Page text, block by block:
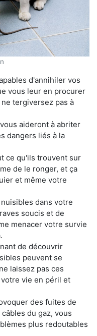
d'annihiler vos
vous leur en procurer
tergiversez pas à
aideront à abriter
dangers liés à la
ce qu'ils trouvent sur
de le ronger, et ça
et même votre
dans votre
soucis et de
menacer votre survie
de découvrir
peuvent se
laissez pas ces
vie en péril et
des fuites de
du gaz, vous
plus redoutables